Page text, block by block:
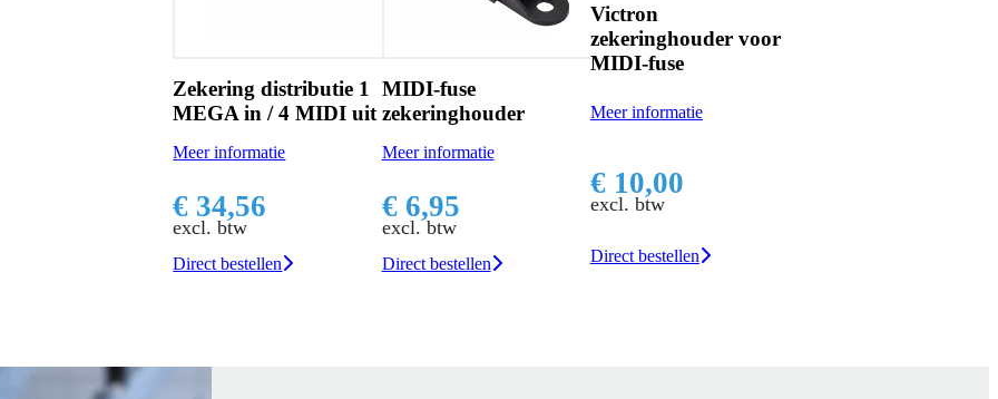
Zekering distributie 1
MEGA in / 4 MIDI uit
Meer informatie
€ 34,56
excl. btw
Direct bestellen
MIDI-fuse
zekeringhouder
Meer informatie
€ 6,95
excl. btw
Direct bestellen
Victron
zekeringhouder voor
MIDI-fuse
Meer informatie
€ 10,00
excl. btw
Direct bestellen